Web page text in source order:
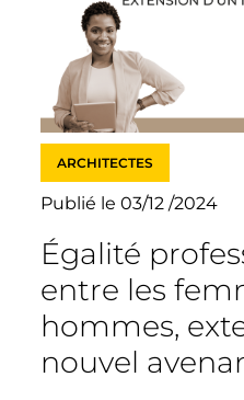
ARCHITECTES
Publié le 03/12 /2024
Égalité
entre les
hommes,
nouvel